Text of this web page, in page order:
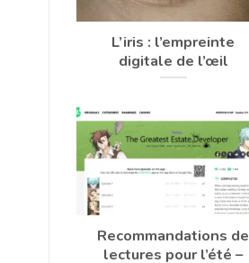
L’iris : l’empreinte
digitale de l’œil
Recommandations de
lectures pour l’été –